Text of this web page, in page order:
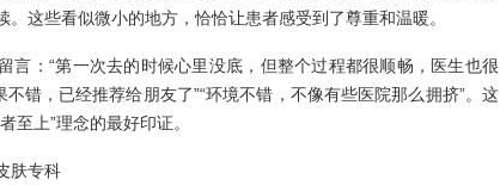
这些看似微小的地方，恰恰让患者感受到了尊重和温暖。
言：“第一次去的时候心里没底，但整个过程都很顺畅，医生也很
不错，已经推荐给朋友了”“环境不错，不像有些医院那么拥挤”。这
至上”理念的最好印证。
肤专科